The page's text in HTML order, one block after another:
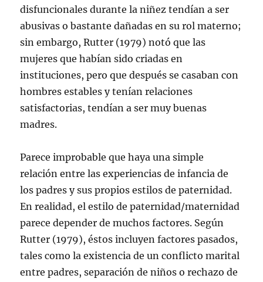
disfuncionales durante la niñez tendían a ser
abusivas o bastante dañadas en su rol materno;
sin embargo, Rutter (1979) notó que las
mujeres que habían sido criadas en
instituciones, pero que después se casaban con
hombres estables y tenían relaciones
satisfactorias, tendían a ser muy buenas
madres.
Parece improbable que haya una simple
relación entre las experiencias de infancia de
los padres y sus propios estilos de paternidad.
En realidad, el estilo de paternidad/maternidad
parece depender de muchos factores. Según
Rutter (1979), éstos incluyen factores pasados,
tales como la existencia de un conflicto marital
entre padres, separación de niños o rechazo de